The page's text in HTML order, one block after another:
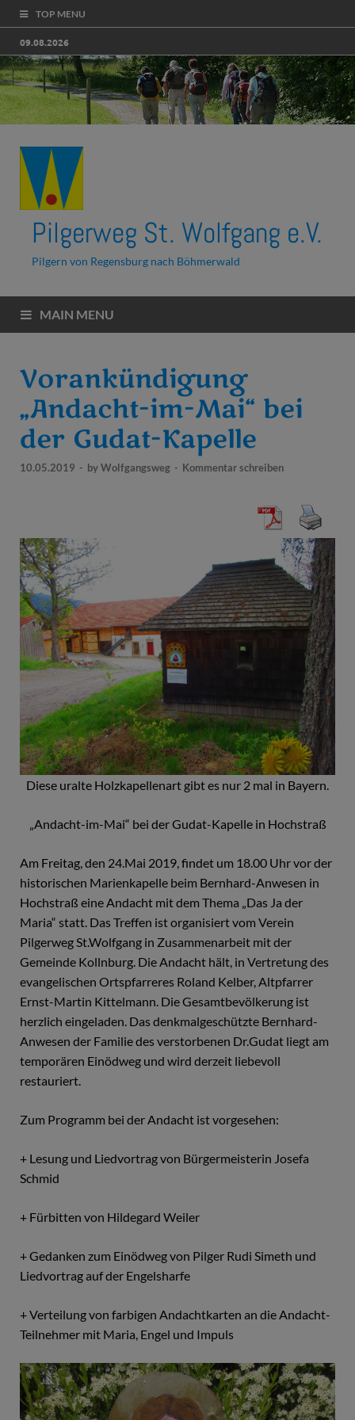
TOP MENU
09.08.2026
Pilgerweg St. Wolfgang e.V.
Pilgern von Regensburg nach Böhmerwald
MAIN MENU
Vorankündigung
„Andacht-im-Mai“ bei
der Gudat-Kapelle
10.05.2019 - byWolfgangsweg - Kommentar schreiben
Diese uralte Holzkapellenart gibt es nur 2 mal in Bayern.
„Andacht-im-Mai“ bei der Gudat-Kapelle in Hochstraß
Am Freitag, den 24.Mai 2019, findet um 18.00 Uhr vor der
historischen Marienkapelle beim Bernhard-Anwesen in
Hochstraß eine Andacht mit dem Thema „Das Ja der
Maria“ statt. Das Treffen ist organisiert vom Verein
Pilgerweg St.Wolfgang in Zusammenarbeit mit der
Gemeinde Kollnburg. Die Andacht hält, in Vertretung des
evangelischen Ortspfarreres Roland Kelber, Altpfarrer
Ernst-Martin Kittelmann. Die Gesamtbevölkerung ist
herzlich eingeladen. Das denkmalgeschützte Bernhard-
Anwesen der Familie des verstorbenen Dr.Gudat liegt am
temporären Einödweg und wird derzeit liebevoll
restauriert.
Zum Programm bei der Andacht ist vorgesehen:
+ Lesung und Liedvortrag von Bürgermeisterin Josefa
Schmid
+ Fürbitten von Hildegard Weiler
+ Gedanken zum Einödweg von Pilger Rudi Simeth und
Liedvortrag auf der Engelsharfe
+ Verteilung von farbigen Andachtkarten an die Andacht-
Teilnehmer mit Maria, Engel und Impuls